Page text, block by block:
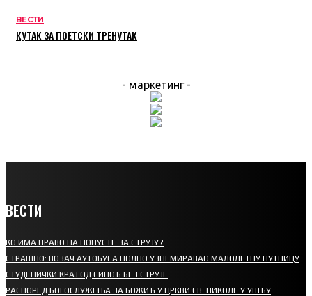
ВЕСТИ
КУТАК ЗА ПОЕТСКИ ТРЕНУТАК
- маркетинг -
ВЕСТИ
КО ИМА ПРАВО НА ПОПУСТЕ ЗА СТРУЈУ?
СТРАШНО: ВОЗАЧ АУТОБУСА ПОЛНО УЗНЕМИРАВАО МАЛОЛЕТНУ ПУТНИЦУ
СТУДЕНИЧКИ КРАЈ ОД СИНОЋ БЕЗ СТРУЈЕ
РАСПОРЕД БОГОСЛУЖЕЊА ЗА БОЖИЋ У ЦРКВИ СВ. НИКОЛЕ У УШЋУ